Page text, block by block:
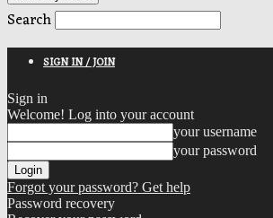
Search
SIGN IN / JOIN
Sign in
Welcome! Log into your account
your username
your password
Forgot your password? Get help
Password recovery